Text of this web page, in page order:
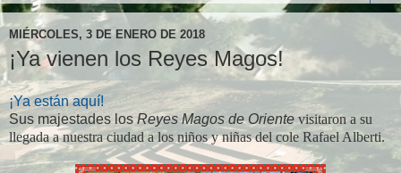
MIÉRCOLES, 3 DE ENERO DE 2018
¡Ya vienen los Reyes Magos!
¡Ya están aquí!
Sus majestades losReyes Magos de Orientevisitaron a su
llegada a nuestra ciudad a los niños y niñas del cole Rafael Alberti.